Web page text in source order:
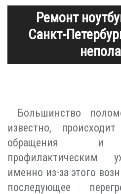
Ремонт
Санкт-
Большинство
известно,
обращения и
профилактическим
именно из-за этого
последующее